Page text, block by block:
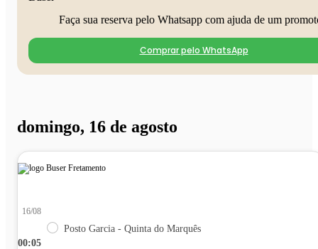
Faça sua reserva pelo Whatsapp com ajuda de um
Comprar pelo WhatsApp
domingo, 16 de agosto
00:05
16/08
Posto Garcia - Quinta do Marquês